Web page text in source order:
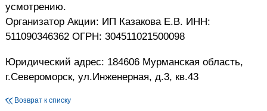
усмотрению.
Организатор Акции: ИП Казакова Е.В. ИНН:
511090346362 ОГРН: 304511021500098
Юридический адрес: 184606 Мурманская область,
г.Североморск, ул.Инженерная, д.3, кв.43
Возврат к списку